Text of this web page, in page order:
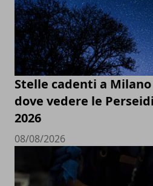
Stelle cadenti a
dove vedere le
2026
08/08/2026